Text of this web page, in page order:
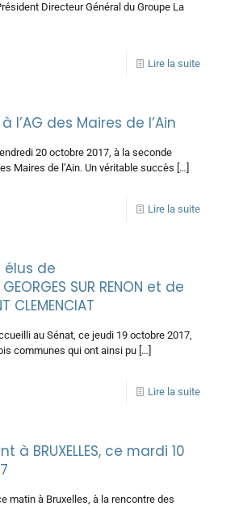
Directeur Général du Groupe La
Lire la suite
l’AG des Maires de l’Ain
20 octobre 2017, à la seconde
Maires de l’Ain. Un véritable succès […]
Lire la suite
élus de
SUR RENON et de
CLEMENCIAT
au Sénat, ce jeudi 19 octobre 2017,
communes qui ont ainsi pu […]
Lire la suite
à BRUXELLES, ce mardi 10
matin à Bruxelles, à la rencontre des